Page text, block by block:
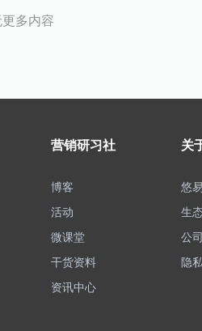
多内容
营销研习社
博客
活动
微课堂
干货资料
资讯中心
关
悠
生
公
隐